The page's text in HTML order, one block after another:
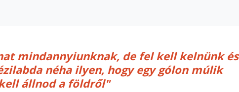
mindannyiunknak, de fel kell kelnünk és
néha ilyen, hogy egy gólon múlik
állnod a földről"